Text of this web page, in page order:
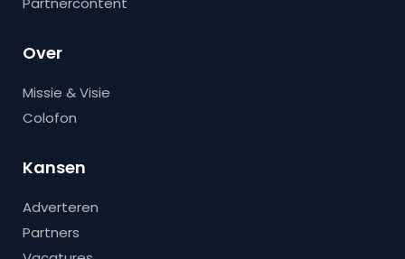
Over
Missie & Visie
Colofon
Kansen
Adverteren
Partners